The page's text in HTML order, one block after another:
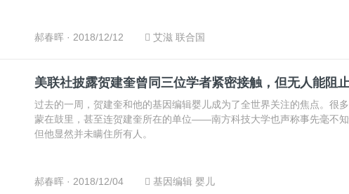
郝春晖 · 2018/12/12 艾滋 联合国
美联社披露贺建奎曾同三位学者紧密接触，但无人能阻
过去的一周，贺建奎和他的基因编辑婴儿成为了全世界关注的焦点。很
蒙在鼓里，甚至连贺建奎所在的单位——南方科技大学也声称事先毫不
但他显然并未瞒住所有人。
郝春晖 · 2018/12/04 基因编辑 婴儿